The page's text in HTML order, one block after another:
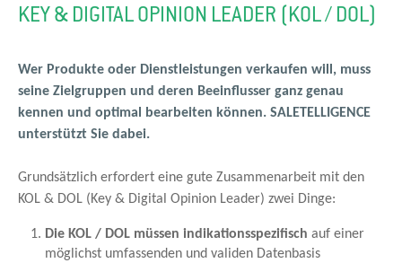
KEY & DIGITAL OPINION LEADER (KOL / DOL)
Wer Produkte oder Dienstleistungen verkaufen will, muss
seine Zielgruppen und deren Beeinflusser ganz genau
kennen und optimal bearbeiten können. SALETELLIGENCE
unterstützt Sie dabei.
Grundsätzlich erfordert eine gute Zusammenarbeit mit den
KOL & DOL (Key & Digital Opinion Leader) zwei Dinge:
Die KOL / DOL müssen indikationsspezifisch auf einer
möglichst umfassenden und validen Datenbasis